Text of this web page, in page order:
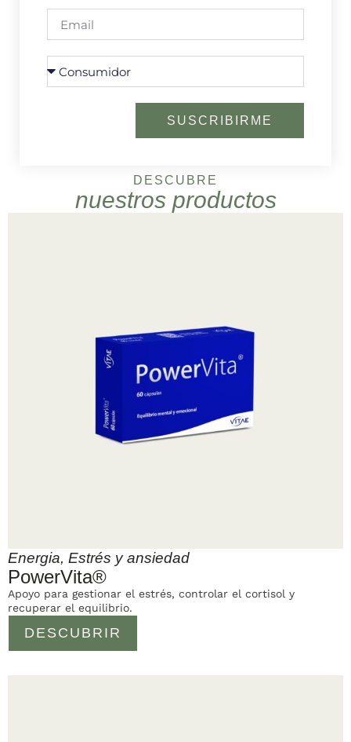
SUSCRIBIRME
DESCUBRE
nuestros productos
Energia, Estrés y ansiedad
PowerVita®
DESCUBRIR
Apoyo para gestionar el estrés, controlar el cortisol y
recuperar el equilibrio.